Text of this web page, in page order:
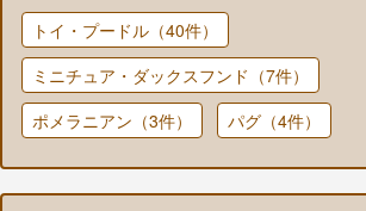
トイ・プードル（40件）
ミニチュア・ダックスフンド（7件）
ポメラニアン（3件）
パグ（4件）